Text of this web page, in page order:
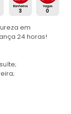
3 0
em
24 horas!